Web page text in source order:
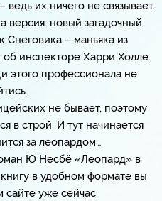
их ничего не связывает.
версия: новый загадочный
Снеговика – маньяка из
инспекторе Харри Холле.
этого профессионала не
не бывает, поэтому
в строй. И тут начинается
за леопардом…
Ю Несбё «Леопард» в
в удобном формате вы
уже сейчас.